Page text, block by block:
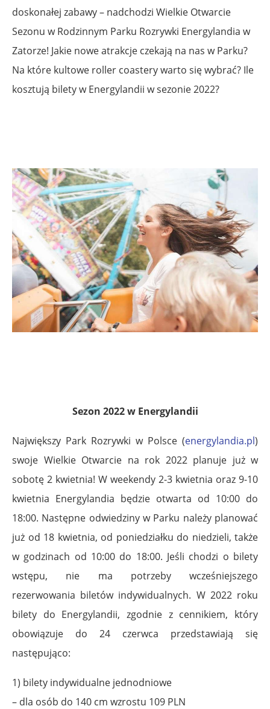
doskonałej zabawy – nadchodzi Wielkie Otwarcie
Sezonu w Rodzinnym Parku Rozrywki Energylandia w
Zatorze! Jakie nowe atrakcje czekają na nas w Parku?
Na które kultowe roller coastery warto się wybrać? Ile
kosztują bilety w Energylandii w sezonie 2022?
Sezon 2022 w Energylandii
Największy Park Rozrywki w Polsce (energylandia.pl)
swoje Wielkie Otwarcie na rok 2022 planuje już w
sobotę 2 kwietnia! W weekendy 2-3 kwietnia oraz 9-10
kwietnia Energylandia będzie otwarta od 10:00 do
18:00. Następne odwiedziny w Parku należy planować
już od 18 kwietnia, od poniedziałku do niedzieli, także
w godzinach od 10:00 do 18:00. Jeśli chodzi o bilety
wstępu, nie ma potrzeby wcześniejszego
rezerwowania biletów indywidualnych. W 2022 roku
bilety do Energylandii, zgodnie z cennikiem, który
obowiązuje do 24 czerwca przedstawiają się
następująco:
1) bilety indywidualne jednodniowe
– dla osób do 140 cm wzrostu 109 PLN